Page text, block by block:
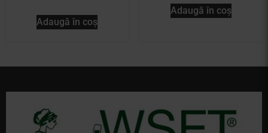
Adaugă în coș
Adaugă în coș